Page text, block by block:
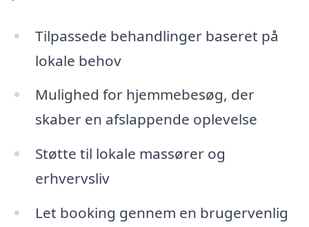
Tilpassede behandlinger baseret på
lokale behov
Mulighed for hjemmebesøg, der
skaber en afslappende oplevelse
Støtte til lokale massører og
erhvervsliv
Let booking gennem en brugervenlig